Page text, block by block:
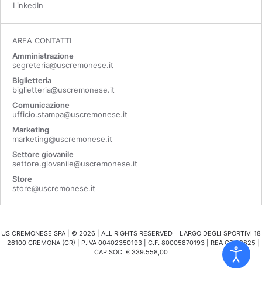
LinkedIn
AREA CONTATTI
Amministrazione
segreteria@uscremonese.it
Biglietteria
biglietteria@uscremonese.it
Comunicazione
ufficio.stampa@uscremonese.it
Marketing
marketing@uscremonese.it
Settore giovanile
settore.giovanile@uscremonese.it
Store
store@uscremonese.it
US CREMONESE SPA | © 2026 | ALL RIGHTS RESERVED – LARGO DEGLI SPORTIVI 18
- 26100 CREMONA (CR) | P.IVA 00402350193 | C.F. 80005870193 | REA CR 98825 |
CAP.SOC. € 339.558,00